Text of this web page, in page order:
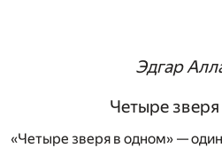
Эдгар
Четыре
«Четыре зверя в одном» —